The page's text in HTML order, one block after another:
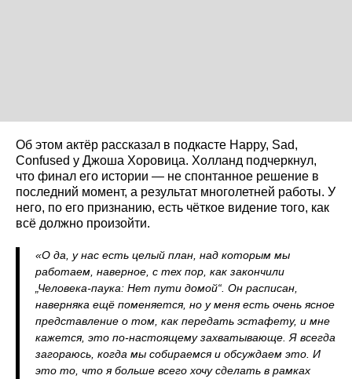
Об этом актёр рассказал в подкасте Happy, Sad,
Confused у Джоша Хоровица. Холланд подчеркнул,
что финал его истории — не спонтанное решение в
последний момент, а результат многолетней работы. У
него, по его признанию, есть чёткое видение того, как
всё должно произойти.
«О да, у нас есть целый план, над которым мы
работаем, наверное, с тех пор, как закончили
„Человека-паука: Нет пути домой“. Он расписан,
наверняка ещё поменяется, но у меня есть очень ясное
представление о том, как передать эстафету, и мне
кажется, это по-настоящему захватывающе. Я всегда
загораюсь, когда мы собираемся и обсуждаем это. И
это то, что я больше всего хочу сделать в рамках